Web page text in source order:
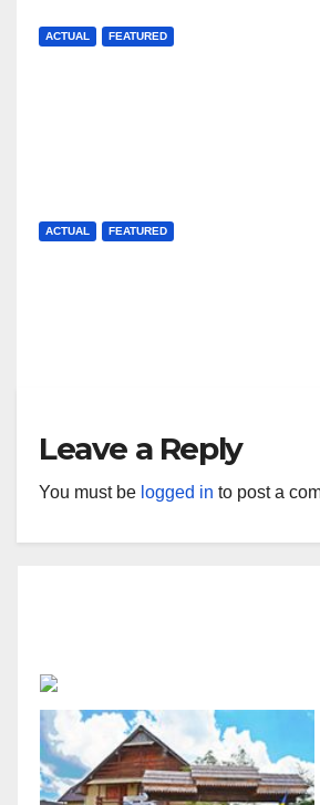
ACTUAL FEATURED
ACTUAL FEATURED
Leave a Reply
You must be logged in to post a